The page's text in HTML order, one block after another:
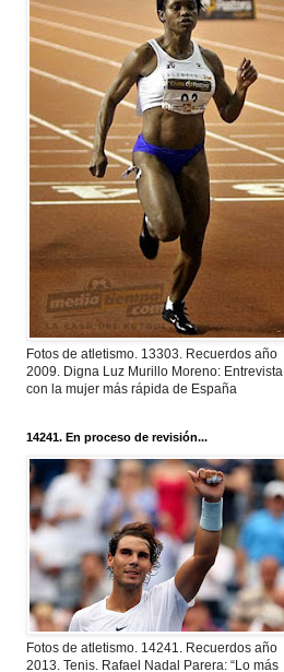
Fotos de atletismo. 13303. Recuerdos año
2009. Digna Luz Murillo Moreno: Entrevista
con la mujer más rápida de España
14241. En proceso de revisión...
Fotos de atletismo. 14241. Recuerdos año
2013. Tenis. Rafael Nadal Parera: “Lo más